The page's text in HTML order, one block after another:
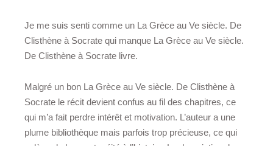
Je me suis senti comme un La Grèce au Ve siècle. De
Clisthène à Socrate qui manque La Grèce au Ve siècle.
De Clisthène à Socrate livre.
Malgré un bon La Grèce au Ve siècle. De Clisthène à
Socrate le récit devient confus au fil des chapitres, ce
qui m’a fait perdre intérêt et motivation. L’auteur a une
plume bibliothèque mais parfois trop précieuse, ce qui